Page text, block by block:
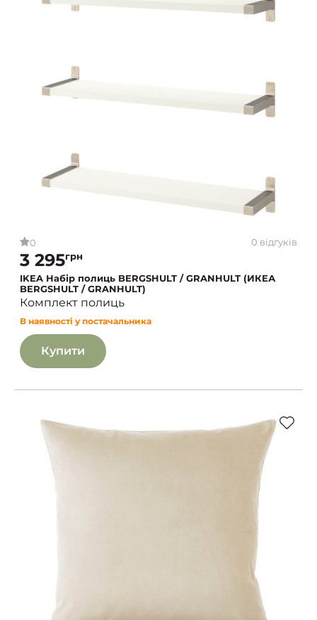
0 0 відгуків
3 295грн
IKEA Набір полиць BERGSHULT / GRANHULT (ИКЕА
BERGSHULT / GRANHULT)
Комплект полиць
В наявності у постачальника
Купити